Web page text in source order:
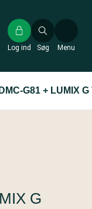
Søg
Log ind Menu
G81 + LUMIX
G